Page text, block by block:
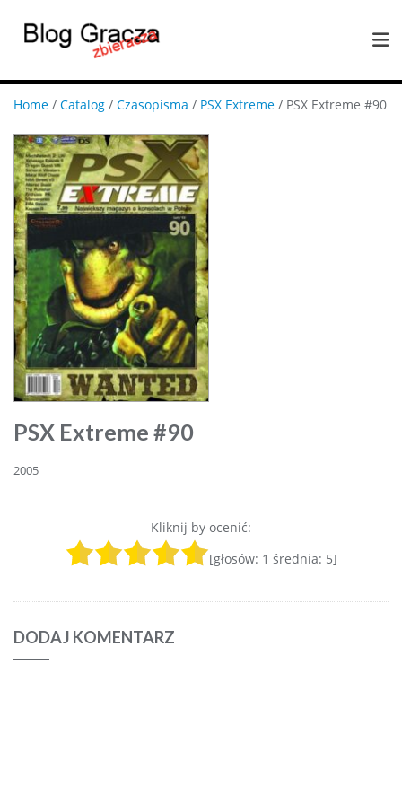
Home / Catalog / Czasopisma / PSX Extreme / PSX Extreme #90
PSX Extreme #90
2005
Kliknij by ocenić:
[głosów: 1 średnia: 5]
DODAJ KOMENTARZ